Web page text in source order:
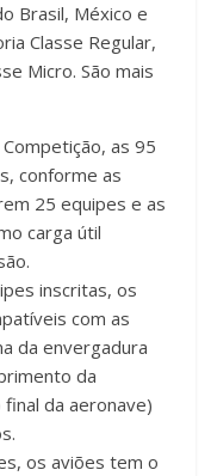
Brasil, México e
Classe Regular,
Micro. São mais
as 95
conforme as
25 equipes e as
carga útil
inscritas, os
com as
da envergadura
da
da aeronave)
os aviões tem o